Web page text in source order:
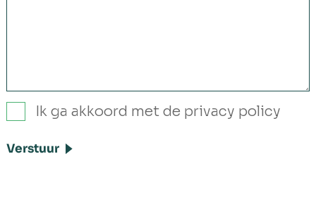
Ik ga akkoord met de privacy policy